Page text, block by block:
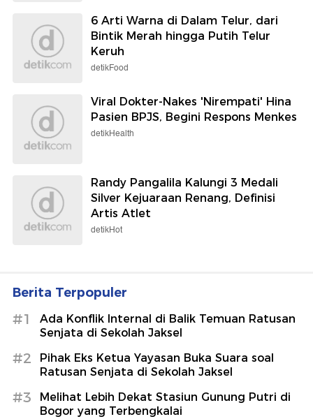
6 Arti Warna di Dalam Telur, dari
Bintik Merah hingga Putih Telur
Keruh
detikFood
Viral Dokter-Nakes 'Nirempati' Hina
Pasien BPJS, Begini Respons Menkes
detikHealth
Randy Pangalila Kalungi 3 Medali
Silver Kejuaraan Renang, Definisi
Artis Atlet
detikHot
Berita Terpopuler
#1
Ada Konflik Internal di Balik Temuan Ratusan
Senjata di Sekolah Jaksel
#2
Pihak Eks Ketua Yayasan Buka Suara soal
Ratusan Senjata di Sekolah Jaksel
#3
Melihat Lebih Dekat Stasiun Gunung Putri di
Bogor yang Terbengkalai